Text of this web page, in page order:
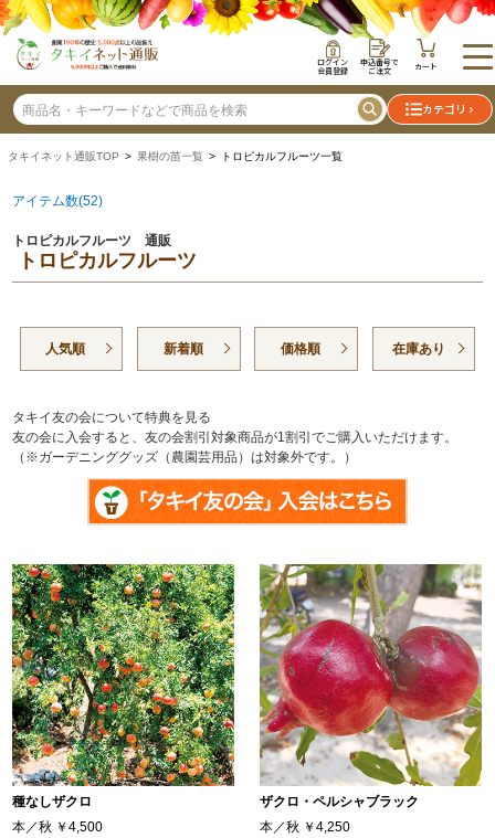
ログイン
会員登録
申込番号で
ご注文 カート
カテゴリ
タキイネット通販TOP > 果樹の苗一覧 > トロピカルフルーツ一覧
アイテム数(52)
トロピカルフルーツ 通販
トロピカルフルーツ
人気順 新着順 価格順 在庫あり
タキイ友の会について特典を見る
友の会に入会すると、友の会割引対象商品が1割引でご購入いただけます。
（※ガーデニンググッズ（農園芸用品）は対象外です。）
種なしザクロ
本／秋 ￥4,500
ザクロ・ペルシャブラック
本／秋 ￥4,250